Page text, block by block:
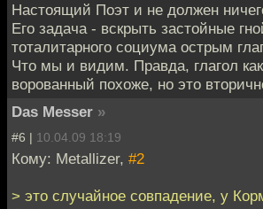
Настоящий Поэт и не должен
Его задача - вскрыть застойные
тоталитарного социума острым
Что мы и видим. Правда, глагол
ворованный похоже, но это
Das Messer »
#6 | 10.04.09 18:19
Кому: Metallizer, #2
> это случайное совпадение, у